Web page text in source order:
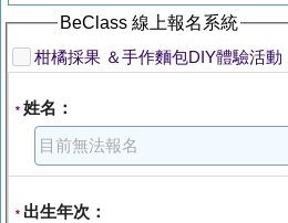
BeClass 線上報名系統
柑橘採果 ＆手作麵包DIY體驗活動
* 姓名：
* 出生年次：